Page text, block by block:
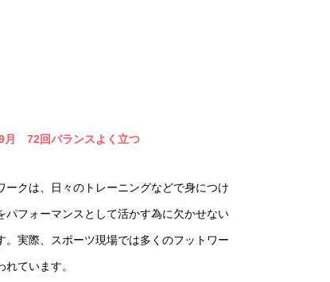
月 72回バランスよく立つ
ークは、日々のトレーニングなどで身につけ
パフォーマンスとして活かす為に欠かせない
。実際、スポーツ現場では多くのフットワー
れています。